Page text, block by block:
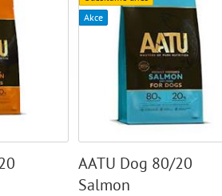
Akce
AATU Dog 80/20
Salmon